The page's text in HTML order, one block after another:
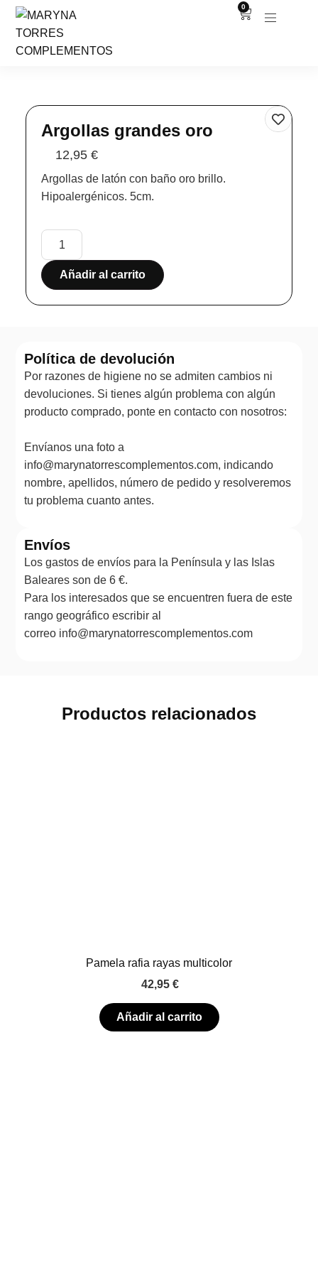
0
Argollas grandes oro
12,95€
Argollas de latón con baño oro brillo.
Hipoalergénicos. 5cm.
Añadir al carrito
Política de devolución
Por razones de higiene no se admiten cambios ni
devoluciones. Si tienes algún problema con algún
producto comprado, ponte en contacto con nosotros:
Envíanos una foto a
info@marynatorrescomplementos.com, indicando
nombre, apellidos, número de pedido y resolveremos
tu problema cuanto antes.
Envíos
Los gastos de envíos para la Península y las Islas
Baleares son de 6 €.
Para los interesados que se encuentren fuera de este
rango geográfico escribir al
correo info@marynatorrescomplementos.com
Productos relacionados
Pamela rafia rayas multicolor
42,95 €
Añadir al carrito